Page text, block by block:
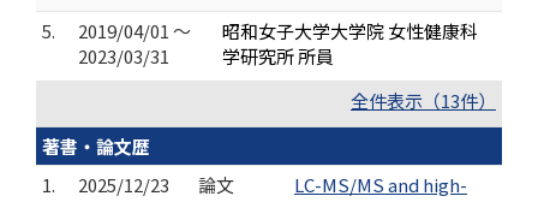
5.
2019/04/01 ～
2023/03/31
昭和女子大学大学院 女性健康科
学研究所 所員
全件表示（13件）
著書・論文歴
1.
2025/12/23 論文
LC-MS/MS and high-